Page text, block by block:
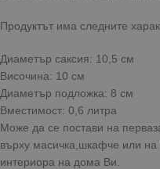
Продуктът има следните
Диаметър саксия: 10,5 см
Височина: 10 см
Диаметър подложка: 8 см
Вместимост: 0,6 литра
Може да се постави на
върху масичка,шкафче или на
интериора на дома Ви.